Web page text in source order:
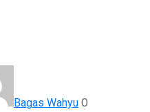
Bagas Wahyu 0